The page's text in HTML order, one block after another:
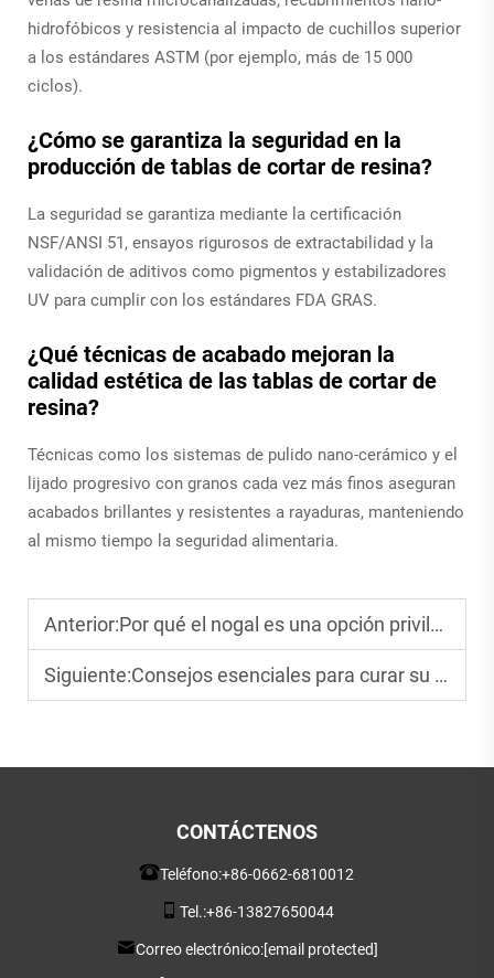
hidrofóbicos y resistencia al impacto de cuchillos superior
a los estándares ASTM (por ejemplo, más de 15 000
ciclos).
¿Cómo se garantiza la seguridad en la
producción de tablas de cortar de resina?
La seguridad se garantiza mediante la certificación
NSF/ANSI 51, ensayos rigurosos de extractabilidad y la
validación de aditivos como pigmentos y estabilizadores
UV para cumplir con los estándares FDA GRAS.
¿Qué técnicas de acabado mejoran la
calidad estética de las tablas de cortar de
resina?
Técnicas como los sistemas de pulido nano-cerámico y el
lijado progresivo con granos cada vez más finos aseguran
acabados brillantes y resistentes a rayaduras, manteniendo
al mismo tiempo la seguridad alimentaria.
Anterior:Por qué el nogal es una opción privilegiada para tablas de madera premium
Siguiente:Consejos esenciales para curar su nueva tabla de cortar de madera
CONTÁCTENOS
Teléfono:+86-0662-6810012
Tel.:+86-13827650044
Correo electrónico:[email protected]